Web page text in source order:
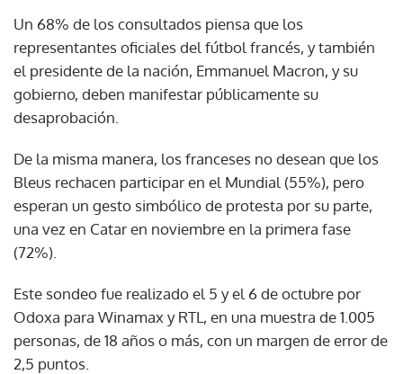
Un 68% de los consultados piensa que los
representantes oficiales del fútbol francés, y también
el presidente de la nación, Emmanuel Macron, y su
gobierno, deben manifestar públicamente su
desaprobación.
De la misma manera, los franceses no desean que los
Bleus rechacen participar en el Mundial (55%), pero
esperan un gesto simbólico de protesta por su parte,
una vez en Catar en noviembre en la primera fase
(72%).
Este sondeo fue realizado el 5 y el 6 de octubre por
Odoxa para Winamax y RTL, en una muestra de 1.005
personas, de 18 años o más, con un margen de error de
2,5 puntos.